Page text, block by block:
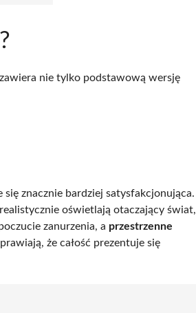
nie tylko podstawową wersję
się znacznie bardziej satysfakcjonująca.
oświetlają otaczający świat,
zanurzenia, a przestrzenne
że całość prezentuje się